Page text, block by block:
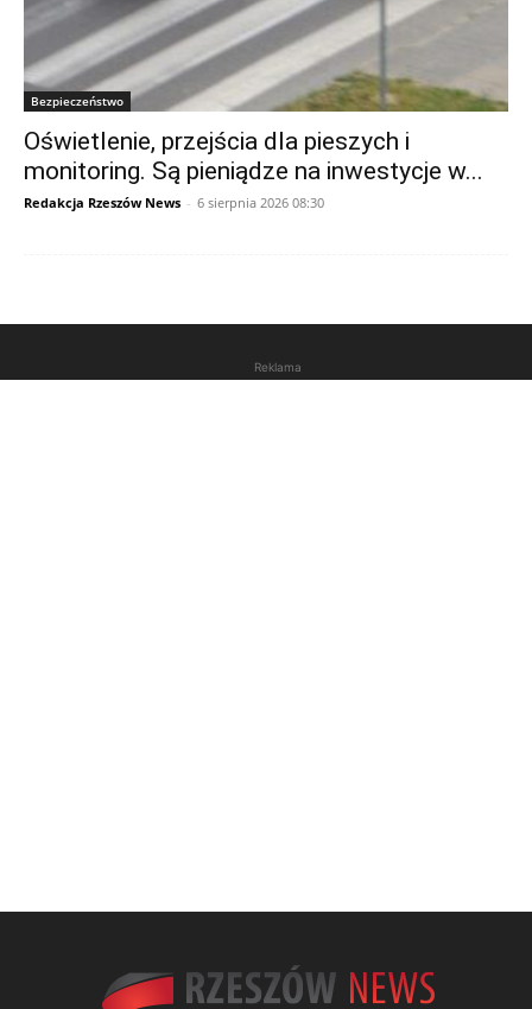
Bezpieczeństwo
Oświetlenie, przejścia dla pieszych i
monitoring. Są pieniądze na inwestycje w...
Redakcja Rzeszów News - 6 sierpnia 2026 08:30
Reklama